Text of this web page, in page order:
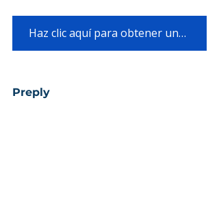
Haz clic aquí para obtener una clase demo GRATIS con Speak English
Preply